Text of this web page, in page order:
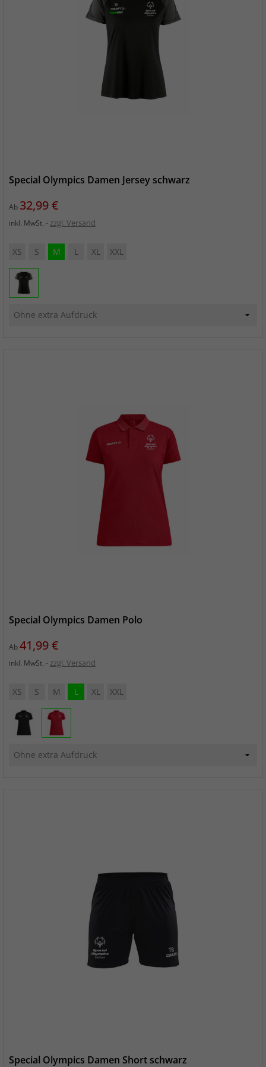
Special Olympics Damen Jersey schwarz
Ab Preis
32,99 €
inkl. MwSt. zzgl. Versand
XS S M L XL XXL
Special Olympics Damen Polo
AbPreis
41,99 €
inkl. MwSt. zzgl. Versand
XS S M L XL XXL
Special Olympics Damen Short schwarz